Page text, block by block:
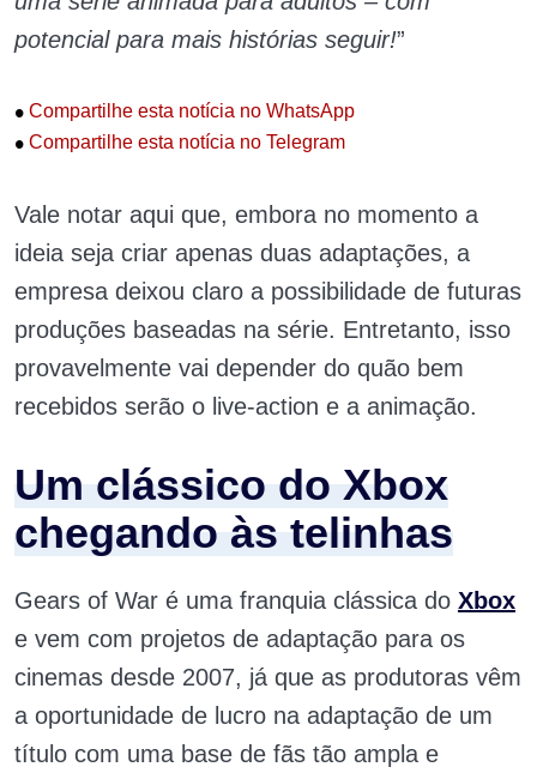
potencial para mais histórias seguir!”
• Compartilhe esta notícia no WhatsApp
• Compartilhe esta notícia no Telegram
Vale notar aqui que, embora no momento a
ideia seja criar apenas duas adaptações, a
empresa deixou claro a possibilidade de futuras
produções baseadas na série. Entretanto, isso
provavelmente vai depender do quão bem
recebidos serão o live-action e a animação.
Um clássico do Xbox
chegando às telinhas
Gears of War é uma franquia clássica do Xbox
e vem com projetos de adaptação para os
cinemas desde 2007, já que as produtoras vêm
a oportunidade de lucro na adaptação de um
título com uma base de fãs tão ampla e